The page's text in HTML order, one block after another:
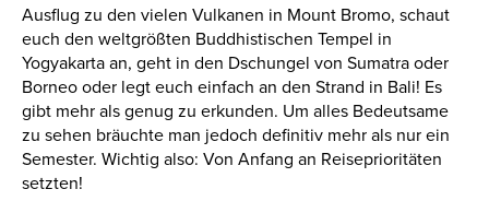
Ausflug zu den vielen Vulkanen in Mount Bromo, schaut
euch den weltgrößten Buddhistischen Tempel in
Yogyakarta an, geht in den Dschungel von Sumatra oder
Borneo oder legt euch einfach an den Strand in Bali! Es
gibt mehr als genug zu erkunden. Um alles Bedeutsame
zu sehen bräuchte man jedoch definitiv mehr als nur ein
Semester. Wichtig also: Von Anfang an Reiseprioritäten
setzten!